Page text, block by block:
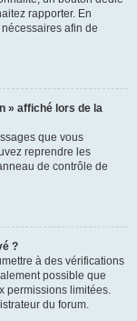
rapporter. En
afin de
» affiché lors de la
que vous
reprendre les
de contrôle de
?
à des vérifications
possible que
permissions limitées.
du forum.